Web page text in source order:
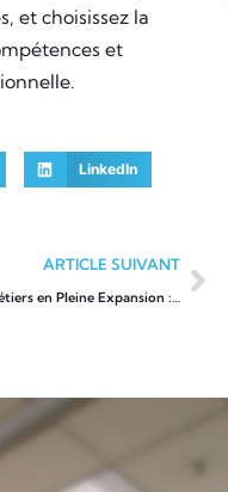
et choisissez la
et
LinkedIn
ARTICLE SUIVANT
Les Métiers en Pleine Expansion : Guide des Formations Indispensables pour Répondre à la Demande du Marché